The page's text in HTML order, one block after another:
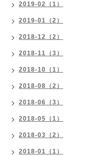
2019-02（1）
2019-01（2）
2018-12（2）
2018-11（3）
2018-10（1）
2018-08（2）
2018-06（3）
2018-05（1）
2018-03（2）
2018-01（1）